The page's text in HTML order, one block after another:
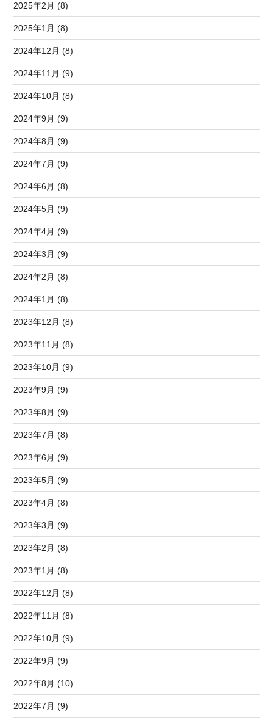
2025年2月 (8)
2025年1月 (8)
2024年12月 (8)
2024年11月 (9)
2024年10月 (8)
2024年9月 (9)
2024年8月 (9)
2024年7月 (9)
2024年6月 (8)
2024年5月 (9)
2024年4月 (9)
2024年3月 (9)
2024年2月 (8)
2024年1月 (8)
2023年12月 (8)
2023年11月 (8)
2023年10月 (9)
2023年9月 (9)
2023年8月 (9)
2023年7月 (8)
2023年6月 (9)
2023年5月 (9)
2023年4月 (8)
2023年3月 (9)
2023年2月 (8)
2023年1月 (8)
2022年12月 (8)
2022年11月 (8)
2022年10月 (9)
2022年9月 (9)
2022年8月 (10)
2022年7月 (9)